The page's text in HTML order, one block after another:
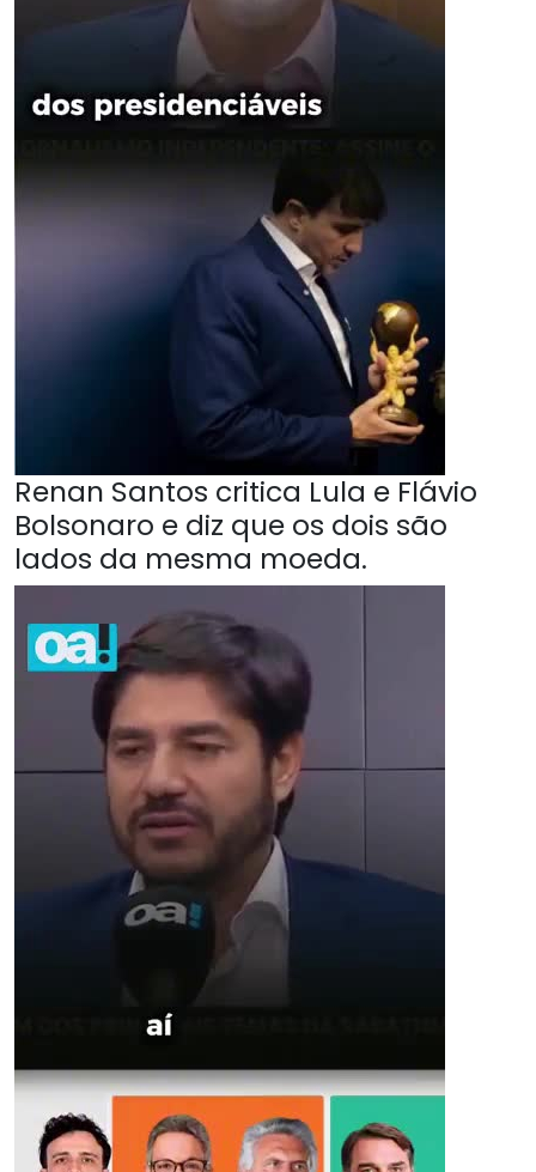
Renan Santos critica Lula e Flávio
Bolsonaro e diz que os dois são
lados da mesma moeda.